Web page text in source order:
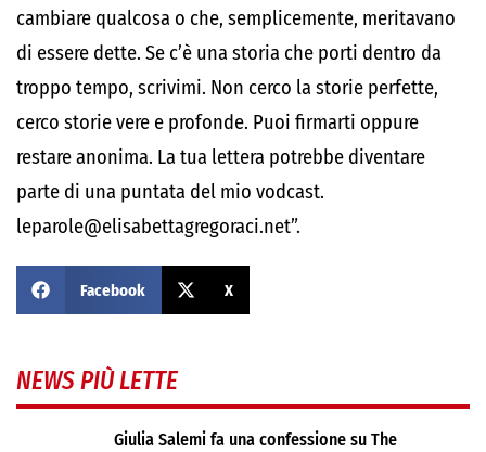
cambiare qualcosa o che, semplicemente, meritavano
di essere dette. Se c’è una storia che porti dentro da
troppo tempo, scrivimi. Non cerco la storie perfette,
cerco storie vere e profonde. Puoi firmarti oppure
restare anonima. La tua lettera potrebbe diventare
parte di una puntata del mio vodcast.
leparole@elisabettagregoraci.net”.
Facebook X
NEWS PIÙ LETTE
Giulia Salemi fa una confessione su The